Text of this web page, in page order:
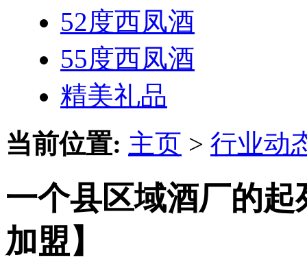
52度西凤酒
55度西凤酒
精美礼品
当前位置: 主页 > 行业动
一个县区域酒厂的
加盟】